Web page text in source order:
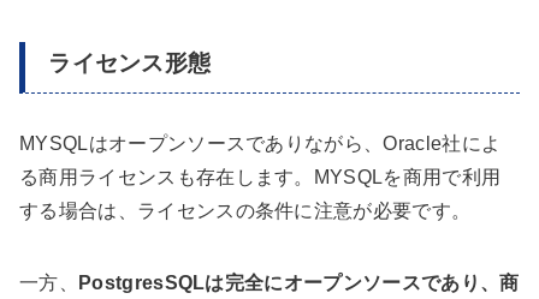
ライセンス形態
MYSQLはオープンソースでありながら、Oracle社によ
る商用ライセンスも存在します。MYSQLを商用で利用
する場合は、ライセンスの条件に注意が必要です。
一方、
PostgresSQLは完全にオープンソースであり、商